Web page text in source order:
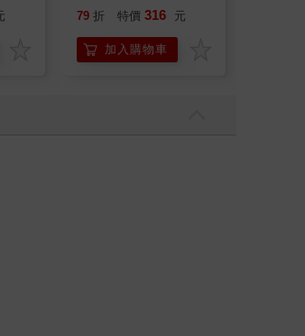
誰都能自在相處
79 折 特價 316 元
加入購物車